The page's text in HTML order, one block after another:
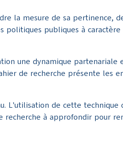
la mesure de sa pertinence,
politiques publiques à
une dynamique
de recherche présente les
L'utilisation de cette technique
recherche à approfondir pour